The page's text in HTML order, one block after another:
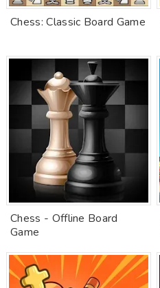
Chess: Classic Board Game
Chess - Offline Board
Game